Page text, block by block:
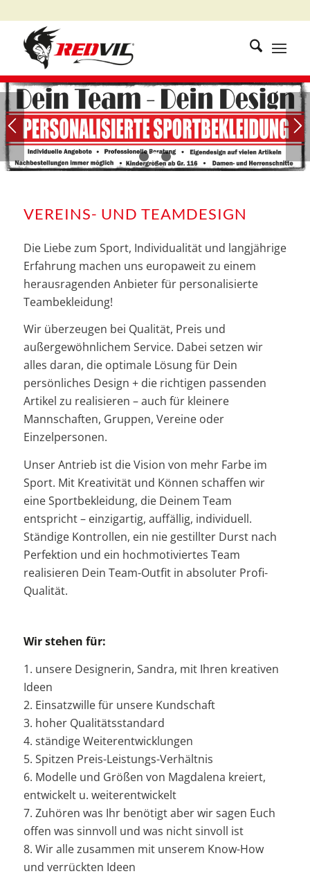
1 2 3
VEREINS- UND TEAMDESIGN
Die Liebe zum Sport, Individualität und langjährige
Erfahrung machen uns europaweit zu einem
herausragenden Anbieter für personalisierte
Teambekleidung!
Wir überzeugen bei Qualität, Preis und
außergewöhnlichem Service. Dabei setzen wir
alles daran, die optimale Lösung für Dein
persönliches Design + die richtigen passenden
Artikel zu realisieren – auch für kleinere
Mannschaften, Gruppen, Vereine oder
Einzelpersonen.
Unser Antrieb ist die Vision von mehr Farbe im
Sport. Mit Kreativität und Können schaffen wir
eine Sportbekleidung, die Deinem Team
entspricht – einzigartig, auffällig, individuell.
Ständige Kontrollen, ein nie gestillter Durst nach
Perfektion und ein hochmotiviertes Team
realisieren Dein Team-Outfit in absoluter Profi-
Qualität.
Wir stehen für:
1. unsere Designerin, Sandra, mit Ihren kreativen
Ideen
2. Einsatzwille für unsere Kundschaft
3. hoher Qualitätsstandard
4. ständige Weiterentwicklungen
5. Spitzen Preis-Leistungs-Verhältnis
6. Modelle und Größen von Magdalena kreiert,
entwickelt u. weiterentwickelt
7. Zuhören was Ihr benötigt aber wir sagen Euch
offen was sinnvoll und was nicht sinvoll ist
8. Wir alle zusammen mit unserem Know-How
und verrückten Ideen